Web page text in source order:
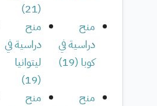
(
21
)
منح
دراسية في
كوبا (
19
)
منح
دراسية في
ليتوانيا
(
19
)
منح
منح